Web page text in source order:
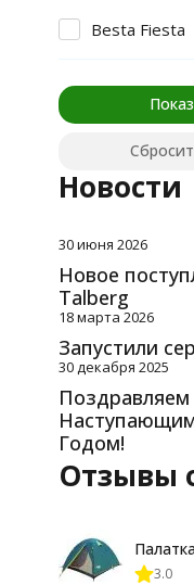
Besta Fiesta
Новости
30 июня 2026
Новое
Talberg
18 марта 2026
Запустили
30 декабря 2025
Поздравляем
Годом!
Отзывы
3.0